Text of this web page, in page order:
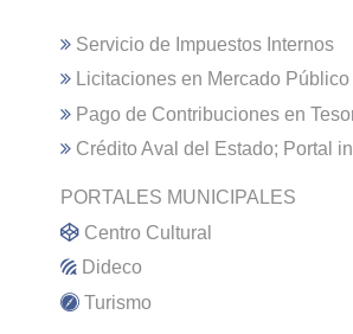
Servicio de Impuestos Internos
Licitaciones en Mercado Público
Pago de Contribuciones en
Crédito Aval del Estado; Portal
PORTALES MUNICIPALES
Centro Cultural
Dideco
Turismo